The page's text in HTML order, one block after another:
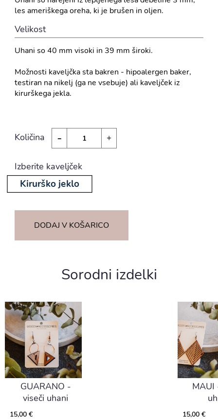
les ameriškega oreha, ki je brušen in oljen.
Velikost
Uhani so 40 mm visoki in 39 mm široki.
Možnosti kaveljčka sta bakren - hipoalergen baker,
testiran na nikelj (ga ne vsebuje) ali kaveljček iz
kirurškega jekla.
Količina - +
Izberite kaveljček
Kirurško jeklo
DODAJ V KOŠARICO
Sorodni izdelki
GUARANO -
viseči uhani
15,00 €
MAUI
15,00 €